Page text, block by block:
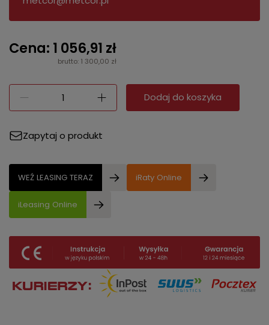
Cena: 1 056,91 zł
brutto: 1 300,00 zł
Dodaj do koszyka
Zapytaj o produkt
WEŹ LEASING TERAZ iRaty Online
iLeasing Online